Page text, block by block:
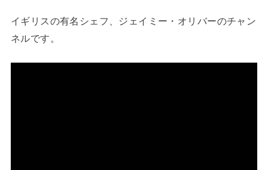
イギリスの有名シェフ、ジェイミー・オリバーのチャン
ネルです。